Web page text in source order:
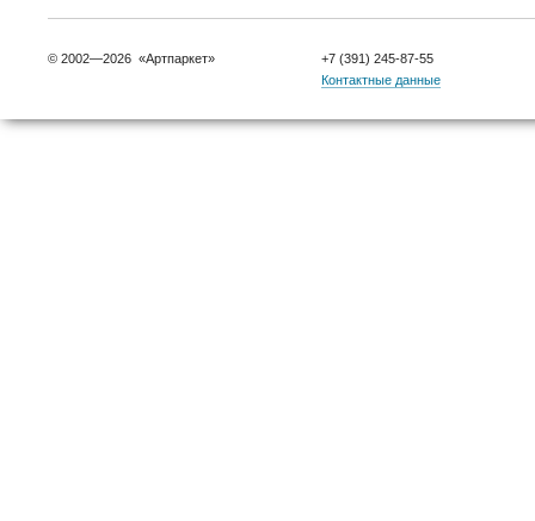
© 2002—2026 «Артпаркет»
+7 (391) 245-87-55
Контактные данные